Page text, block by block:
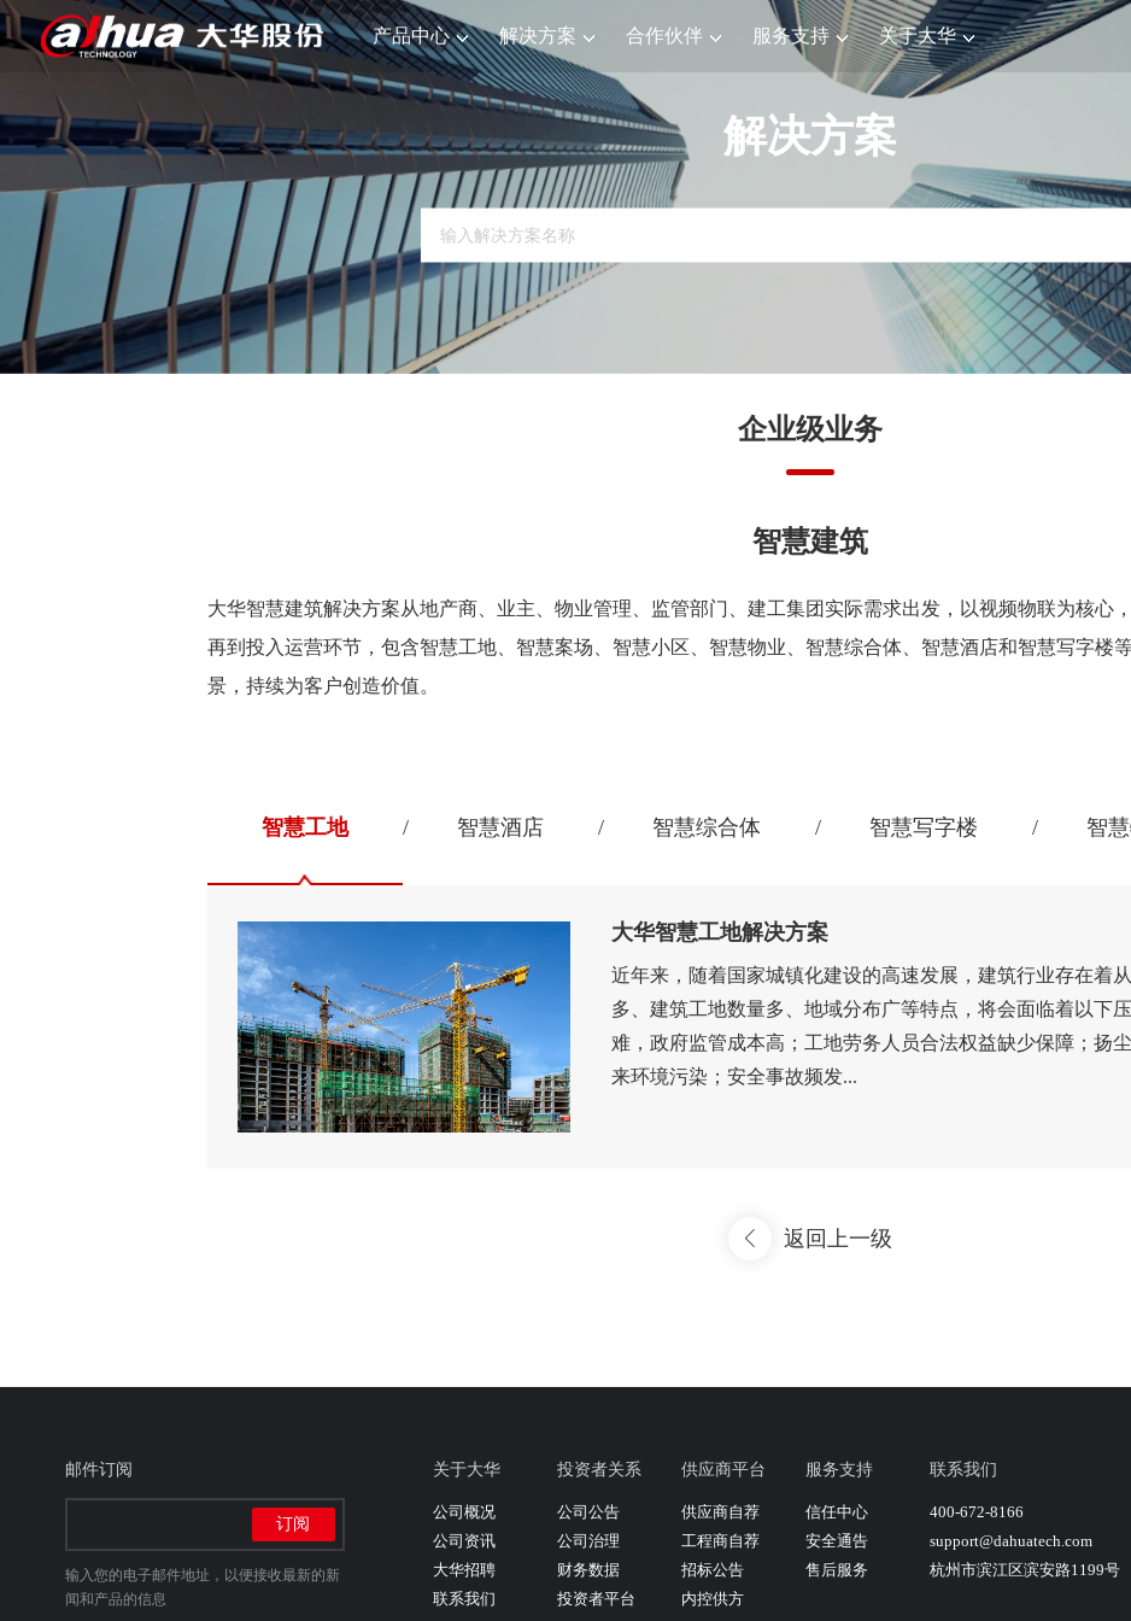
产品中心 解决方案 合作伙伴 服务支持 关于大华
解决方案
企业级业务
智慧建筑
大华智慧建筑解决方案从地产商、业主、物业管理、监管部门、建工集团实际需求出发，以视频物联为核心
再到投入运营环节，包含智慧工地、智慧案场、智慧小区、智慧物业、智慧综合体、智慧酒店和智慧写字楼
景，持续为客户创造价值。
智慧工地 智慧酒店 智慧综合体 智慧写字楼 智
大华智慧工地解决方案
近年来，随着国家城镇化建设的高速发展，建筑行业存在着
多、建筑工地数量多、地域分布广等特点，将会面临着以下
难，政府监管成本高；工地劳务人员合法权益缺少保障；扬
来环境污染；安全事故频发...
返回上一级
邮件订阅
输入您的电子邮件地址，以便接收最新的新
闻和产品的信息
关于大华
公司概况
公司资讯
大华招聘
联系我们
投资者关系
公司公告
公司治理
财务数据
投资者平台
供应商平台
供应商自荐
工程商自荐
招标公告
内控供方
服务支持
信任中心
安全通告
售后服务
联系我们
400-672-8166
support@dahuatech.com
杭州市滨江区滨安路1199号